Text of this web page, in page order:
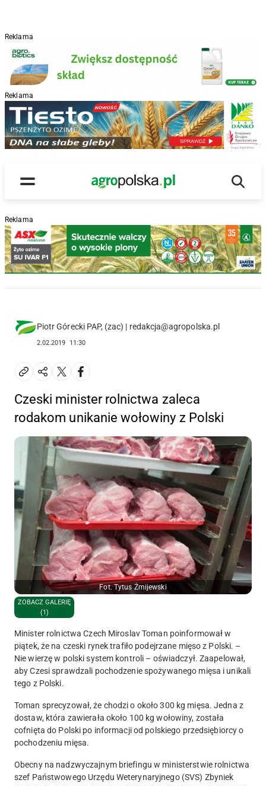
Reklama
Reklama
Menu
Main Logo
Reklama
Piotr Górecki PAP, (zac) | redakcja@agropolska.pl
2.02.2019 11:30
Czeski minister rolnictwa zaleca
rodakom unikanie wołowiny z Polski
Fot. Tytus Żmijewski
ZOBACZ GALERIĘ
(1)
Minister rolnictwa Czech Miroslav Toman poinformował w
piątek, że na czeski rynek trafiło podejrzane mięso z Polski. –
Nie wierzę w polski system kontroli – oświadczył. Zaapelował,
aby Czesi sprawdzali pochodzenie spożywanego mięsa i unikali
tego z Polski.
Toman sprecyzował, że chodzi o około 300 kg mięsa. Jedna z
dostaw, która zawierała około 100 kg wołowiny, została
cofnięta do Polski po informacji od polskiego przedsiębiorcy o
pochodzeniu mięsa.
Obecny na nadzwyczajnym briefingu w ministerstwie rolnictwa
szef Państwowego Urzędu Weterynaryjnego (SVS) Zbyniek